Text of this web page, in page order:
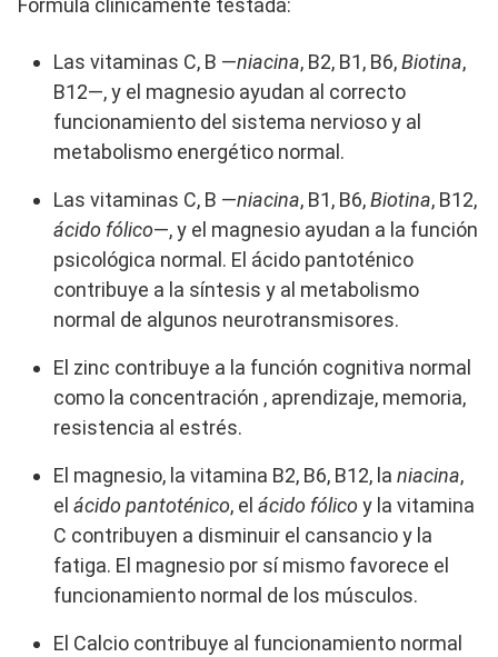
Las vitaminas C, B —niacina, B2, B1, B6,Biotina,
B12—, y el magnesio ayudan al correcto
funcionamiento del sistema nervioso y al
metabolismo energético normal.
Las vitaminas C, B —niacina, B1, B6,Biotina, B12,
ácido fólico—, y el magnesio ayudan a la función
psicológica normal. El ácido pantoténico
contribuye a la síntesis y al metabolismo
normal de algunos neurotransmisores.
El zinc contribuye a la función cognitiva normal
como la concentración , aprendizaje, memoria,
resistencia al estrés.
El magnesio, la vitamina B2, B6, B12, la niacina,
el ácido pantoténico, el ácido fólico y la vitamina
C contribuyen a disminuir el cansancio y la
fatiga. El magnesio por sí mismo favorece el
funcionamiento normal de los músculos.
El Calcio contribuye al funcionamiento normal